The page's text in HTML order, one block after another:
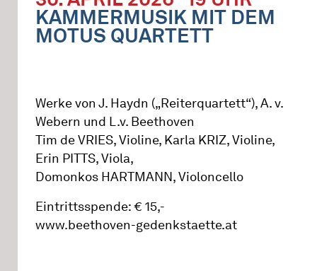
KAMMERMUSIK MIT DEM
MOTUS QUARTETT
Werke von J. Haydn („Reiterquartett“), A. v.
Webern und L.v. Beethoven
Tim de VRIES, Violine, Karla KRIZ, Violine,
Erin PITTS, Viola,
Domonkos HARTMANN, Violoncello
Eintrittsspende: € 15,-
www.beethoven-gedenkstaette.at